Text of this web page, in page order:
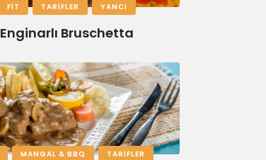
FIT TARIFLER YANCI
Enginarlı Bruschetta
MANGAL & BBQ TARIFLER